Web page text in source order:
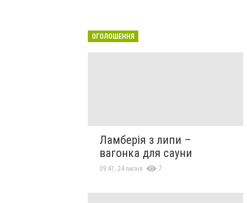
ОГОЛОШЕННЯ
Ламберія з липи –
вагонка для сауни
09:41, 24 липня 7